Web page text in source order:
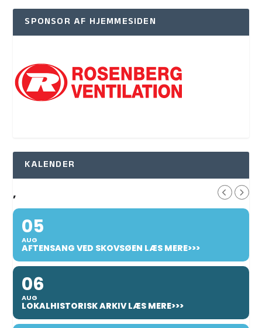
SPONSOR AF HJEMMESIDEN
KALENDER
,
05
AUG
AFTENSANG VED SKOVSØEN LÆS MERE>>>
06
AUG
LOKALHISTORISK ARKIV LÆS MERE>>>